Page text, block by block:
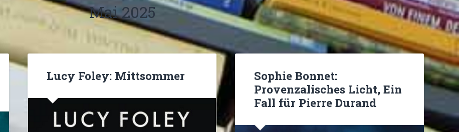
Mai 2025
Lucy Foley: Mittsommer
Sophie Bonnet:
Provenzalisches Licht, Ein
Fall für Pierre Durand